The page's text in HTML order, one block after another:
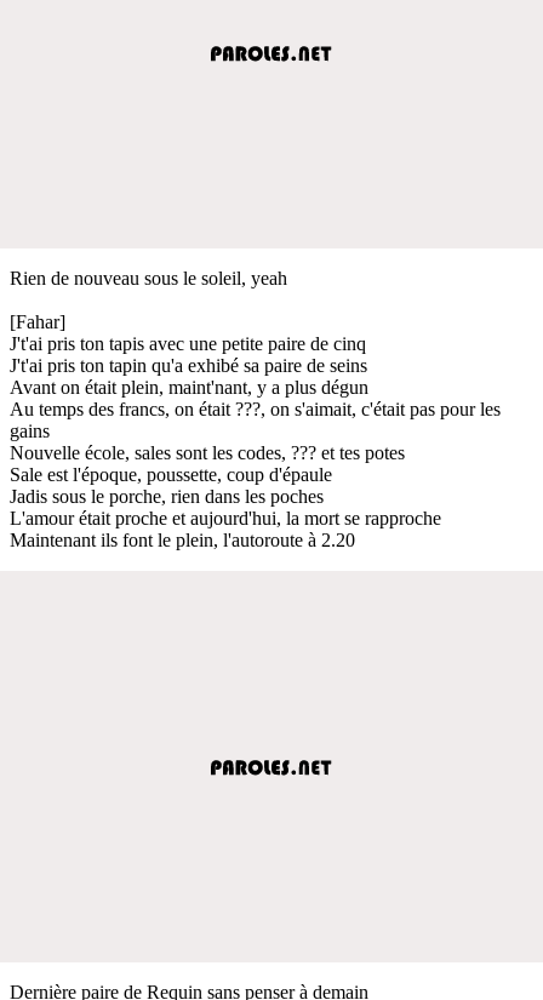
Rien de nouveau sous le soleil, yeah
[Fahar]
J't'ai pris ton tapis avec une petite paire de cinq
J't'ai pris ton tapin qu'a exhibé sa paire de seins
Avant on était plein, maint'nant, y a plus dégun
Au temps des francs, on était ???, on s'aimait, c'était pas pour les
gains
Nouvelle école, sales sont les codes, ??? et tes potes
Sale est l'époque, poussette, coup d'épaule
Jadis sous le porche, rien dans les poches
L'amour était proche et aujourd'hui, la mort se rapproche
Maintenant ils font le plein, l'autoroute à 2.20
Dernière paire de Requin sans penser à demain